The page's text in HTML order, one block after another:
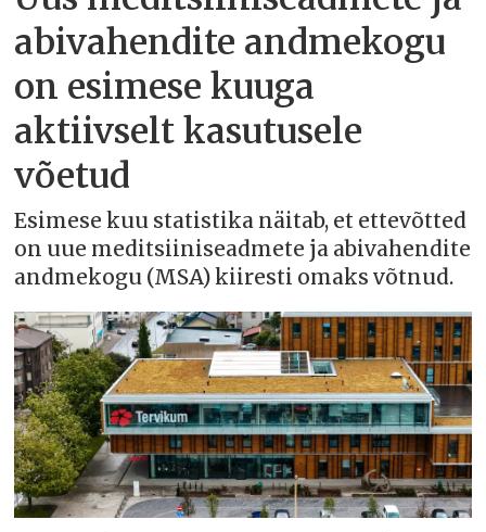
abivahendite andmekogu
on esimese kuuga
aktiivselt kasutusele
võetud
Esimese kuu statistika näitab, et ettevõtted
on uue meditsiiniseadmete ja abivahendite
andmekogu (MSA) kiiresti omaks võtnud.